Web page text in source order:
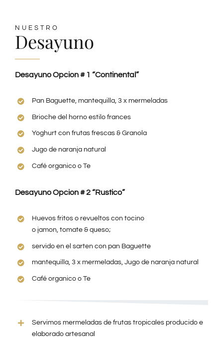
NUESTRO
Desayuno
Desayuno Opcion # 1 “Continental”
Pan Baguette, mantequilla, 3 x mermeladas
Brioche del horno estilo frances
Yoghurt con frutas frescas & Granola
Jugo de naranja natural
Café organico o Te
Desayuno Opcion # 2 “Rustico”
Huevos fritos o revueltos con tocino
o jamon, tomate & queso;
servido en el sarten con pan Baguette
mantequilla, 3 x mermeladas, Jugo de naranja natural
Café organico o Te
Servimos mermeladas de frutas tropicales producido e
elaborado artesanal